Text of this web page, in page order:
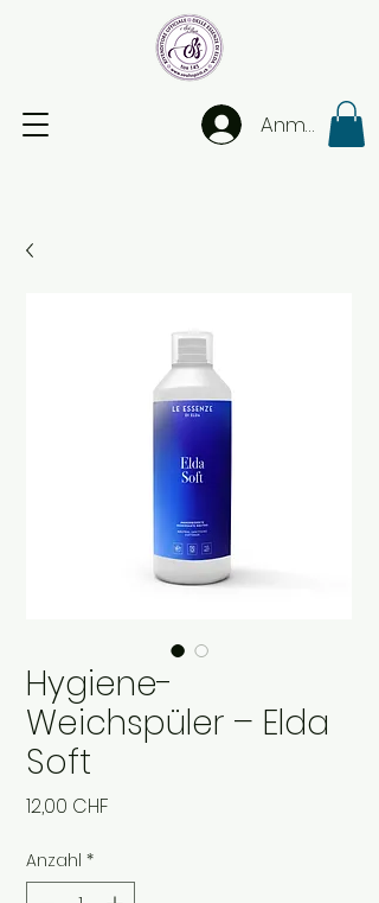
Anmelden
Hygiene-
Weichspüler – Elda
Soft
12,00 CHF
Anzahl *